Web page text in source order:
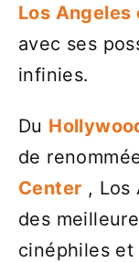
Los Angeles
avec ses
infinies.
Du
de
Center , Los
des
cinéphiles et